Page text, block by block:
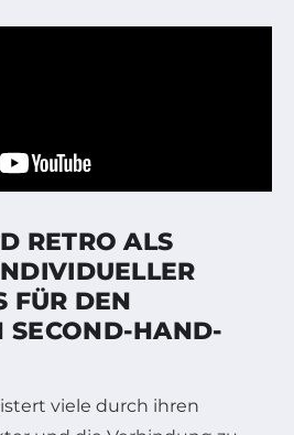
RETRO ALS
FÜR DEN
SECOND-HAND-
viele durch ihren